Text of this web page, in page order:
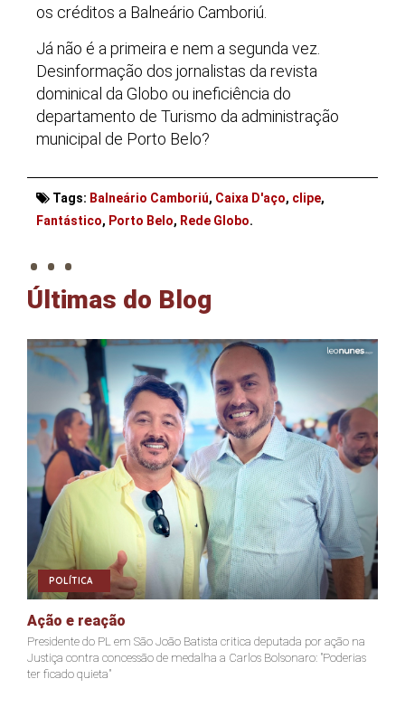
os créditos a Balneário Camboriú.
Já não é a primeira e nem a segunda vez.
Desinformação dos jornalistas da revista
dominical da Globo ou ineficiência do
departamento de Turismo da administração
municipal de Porto Belo?
Tags: Balneário Camboriú, Caixa D'aço, clipe,
Fantástico, Porto Belo, Rede Globo.
. . .
Últimas do Blog
POLÍTICA
Ação e reação
Presidente do PL em São João Batista critica deputada por ação na
Justiça contra concessão de medalha a Carlos Bolsonaro: "Poderias
ter ficado quieta"